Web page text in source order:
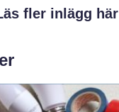
fler inlägg här